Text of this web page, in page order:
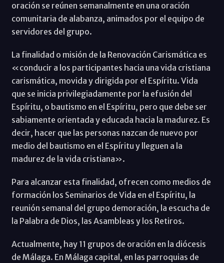
oración se reúnen semanalmente en una oración
comunitaria de alabanza, animados por el equipo de
servidores del grupo.
La finalidad o misión de la Renovación Carismática es
«conducir a los participantes hacia una vida cristiana
carismática, movida y dirigida por el Espíritu. Vida
que se inicia privilegiadamente por la efusión del
Espíritu, o bautismo en el Espíritu, pero que debe ser
sabiamente orientada y educada hacia la madurez. Es
decir, hacer que las personas nazcan de nuevo por
medio del bautismo en el Espíritu y lleguen a la
madurez de la vida cristiana».
Para alcanzar esta finalidad, ofrecen como medios de
formación los Seminarios de Vida en el Espíritu, la
reunión semanal del grupo demoración, la escucha de
la Palabra de Dios, las Asambleas y los Retiros.
Actualmente, hay 11 grupos de oración en la diócesis
de Málaga. En Málaga capital, en las parroquias de